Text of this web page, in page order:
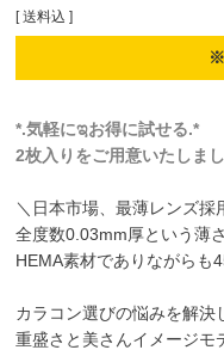
送料込
※
*.気軽にಇお得に試せる.*
2枚入りをご用意いたしま
＼日本市場、最薄レンズ採
全度数0.03mm厚という薄
HEMA素材でありながらも
カラコン選びの悩みを解決
重盛さと美さんイメージ